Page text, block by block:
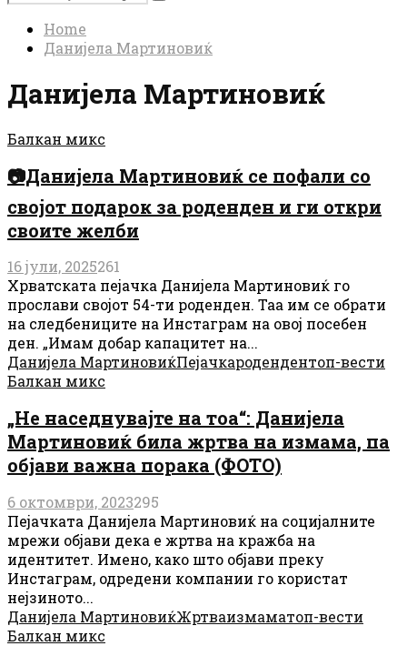
for:
Search
Home
Данијела Мартиновиќ
Данијела Мартиновиќ
Балкан микс
📷Данијела Мартиновиќ се пофали со
својот подарок за роденден и ги откри
своите желби
16 јули, 2025261
Хрватската пејачка Данијела Мартиновиќ го
прослави својот 54-ти роденден. Таа им се обрати
на следбениците на Инстаграм на овој посебен
ден. „Имам добар капацитет на...
Данијела МартиновиќПејачкародендентоп-вести
Балкан микс
„Не наседнувајте на тоа“: Данијела
Мартиновиќ била жртва на измама, па
објави важна порака (ФОТО)
6 октомври, 2023295
Пејачката Данијела Мартиновиќ на социјалните
мрежи објави дека е жртва на кражба на
идентитет. Имено, како што објави преку
Инстаграм, одредени компании го користат
нејзиното...
Данијела МартиновиќЖртваизмаматоп-вести
Балкан микс